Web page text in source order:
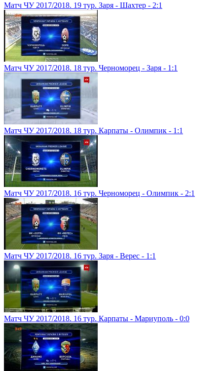
Матч ЧУ 2017/2018. 19 тур. Заря - Шахтер - 2:1
Матч ЧУ 2017/2018. 18 тур. Черноморец - Заря - 1:1
Матч ЧУ 2017/2018. 18 тур. Карпаты - Олимпик - 1:1
Матч ЧУ 2017/2018. 16 тур. Черноморец - Олимпик - 2:1
Матч ЧУ 2017/2018. 16 тур. Заря - Верес - 1:1
Матч ЧУ 2017/2018. 16 тур. Карпаты - Мариуполь - 0:0